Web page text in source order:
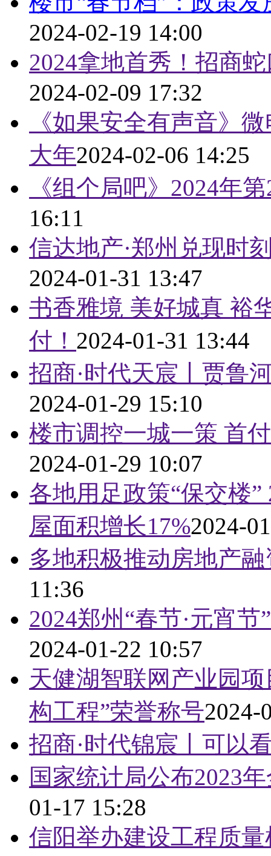
2024-02-19 14:00
2024拿地首秀！招商
2024-02-09 17:32
《如果安全有声音》
大年2024-02-06 14:25
《组个局吧》2024年
16:11
信达地产·郑州兑现时
2024-01-31 13:47
书香雅境 美好城真 裕
付！ 2024-01-31 13:44
招商·时代天宸丨贾鲁
2024-01-29 15:10
楼市调控一城一策 首
2024-01-29 10:07
各地用足政策“保交楼
屋面积增长17%2024-
多地积极推动房地产
11:36
2024郑州“春节·元宵
2024-01-22 10:57
天健湖智联网产业园
构工程”荣誉称号2024-
招商·时代锦宸丨可以
国家统计局公布2023
01-17 15:28
信阳举办建设工程质